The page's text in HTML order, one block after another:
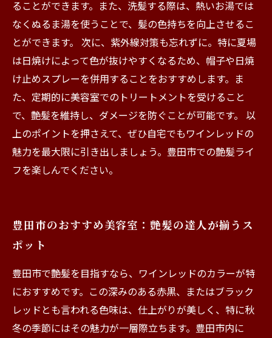
ることができます。また、洗髪する際は、熱いお湯では
なくぬるま湯を使うことで、髪の色持ちを向上させるこ
とができます。 次に、紫外線対策も忘れずに。特に夏場
は日焼けによって色が抜けやすくなるため、帽子や日焼
け止めスプレーを併用することをおすすめします。ま
た、定期的に美容室でのトリートメントを受けること
で、艶髪を維持し、ダメージを防ぐことが可能です。 以
上のポイントを押さえて、ぜひ自宅でもワインレッドの
魅力を最大限に引き出しましょう。豊田市での艶髪ライ
フを楽しんでください。
豊田市のおすすめ美容室：艶髪の達人が揃うス
ポット
豊田市で艶髪を目指すなら、ワインレッドのカラーが特
におすすめです。この深みのある赤黒、またはブラック
レッドとも言われる色味は、仕上がりが美しく、特に秋
冬の季節にはその魅力が一層際立ちます。豊田市内に